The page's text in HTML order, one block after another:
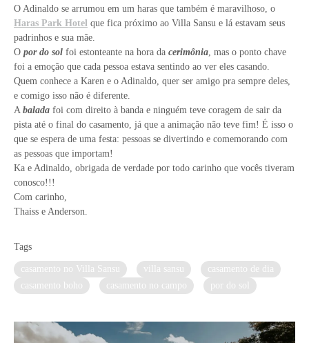
O Adinaldo se arrumou em um haras que também é maravilhoso, o
Haras Park Hotel que fica próximo ao Villa Sansu e lá estavam seus
padrinhos e sua mãe.
O por do sol foi estonteante na hora da cerimônia , mas o ponto chave
foi a emoção que cada pessoa estava sentindo ao ver eles casando.
Quem conhece a Karen e o Adinaldo, quer ser amigo pra sempre deles,
e comigo isso não é diferente.
A balada foi com direito à banda e ninguém teve coragem de sair da
pista até o final do casamento, já que a animação não teve fim! É isso o
que se espera de uma festa: pessoas se divertindo e comemorando com
as pessoas que importam!
Ka e Adinaldo, obrigada de verdade por todo carinho que vocês tiveram
conosco!!!
Com carinho,
Thaiss e Anderson.
Tags
casamento no Villa Sansu villa sansu
casamento de dia
casamento boho
casamento no campo por do sol